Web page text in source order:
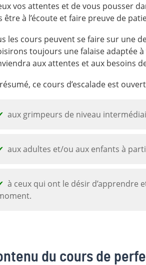
vos attentes et de vous pousser
être à l’écoute et faire preuve de
les cours peuvent se faire sur une
toujours une falaise adaptée
aux attentes et aux besoins
ce cours d’escalade est
aux grimpeurs de niveau
aux adultes et/ou aux enfants à
à ceux qui ont le désir d’apprendre
du cours de